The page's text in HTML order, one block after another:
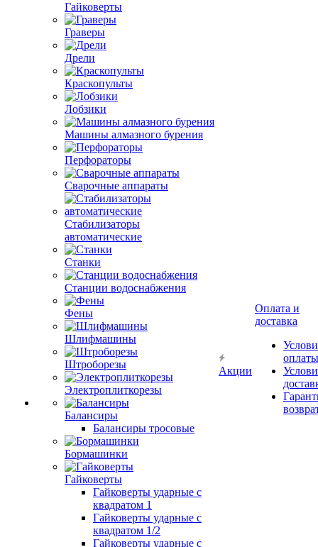
Гайковерты
Граверы
Дрели
Краскопульты
Лобзики
Машины алмазного бурения
Перфораторы
Сварочные аппараты
Стабилизаторы
автоматические
Станки
Станции водоснабжения
Фены
Шлифмашины
Штроборезы
Электроплиткорезы
Балансиры
Балансиры тросовые
Бормашинки
Гайковерты
Гайковерты ударные с
квадратом 1
Гайковерты ударные с
квадратом 1/2
Гайковерты ударные с
Акции
Оплата и
доставка
оплаты